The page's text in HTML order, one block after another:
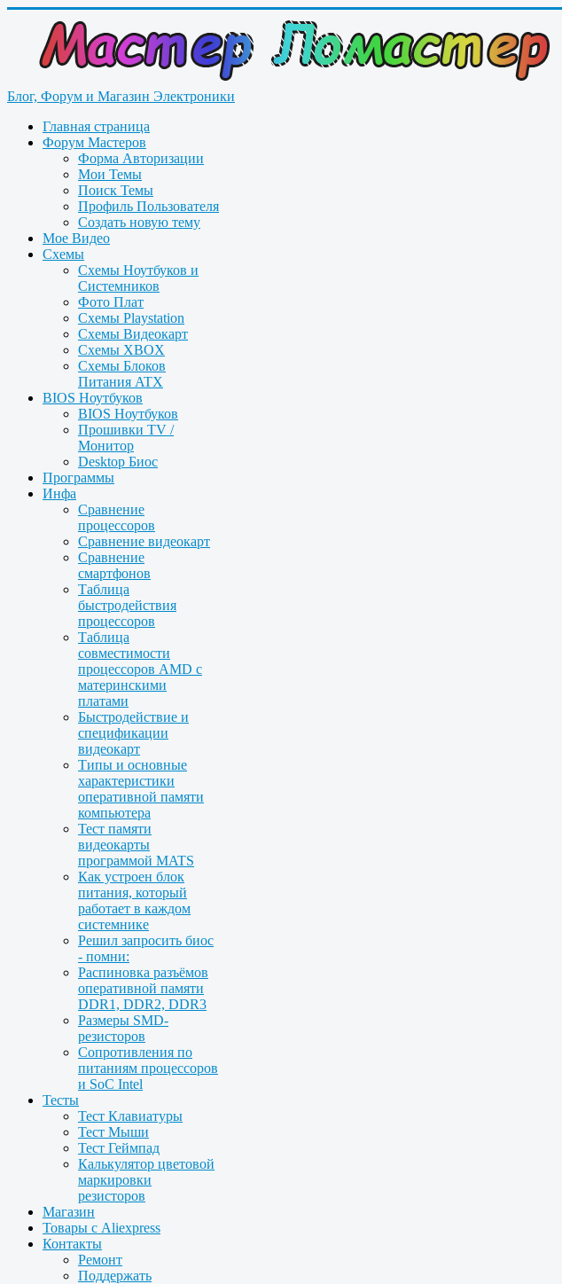
Блог, Форум и Магазин Электроники
Главная страница
Форум Мастеров
Форма Авторизации
Мои Темы
Поиск Темы
Профиль Пользователя
Создать новую тему
Мое Видео
Схемы
Схемы Ноутбуков и
Системников
Фото Плат
Схемы Playstation
Схемы Видеокарт
Схемы XBOX
Схемы Блоков
Питания ATX
BIOS Ноутбуков
BIOS Ноутбуков
Прошивки TV /
Монитор
Desktop Биос
Программы
Инфа
Сравнение
процессоров
Сравнение видеокарт
Сравнение
смартфонов
Таблица
быстродействия
процессоров
Таблица
совместимости
процессоров AMD с
материнскими
платами
Быстродействие и
спецификации
видеокарт
Типы и основные
характеристики
оперативной памяти
компьютера
Тест памяти
видеокарты
программой MATS
Как устроен блок
питания, который
работает в каждом
системнике
Решил запросить биос
- помни:
Распиновка разъёмов
оперативной памяти
DDR1, DDR2, DDR3
Размеры SMD-
резисторов
Сопротивления по
питаниям процессоров
и SoC Intel
Тесты
Тест Клавиатуры
Тест Мыши
Тест Геймпад
Калькулятор цветовой
маркировки
резисторов
Магазин
Товары с Aliexpress
Контакты
Ремонт
Поддержать